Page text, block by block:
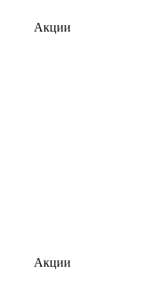
Акции
Акции